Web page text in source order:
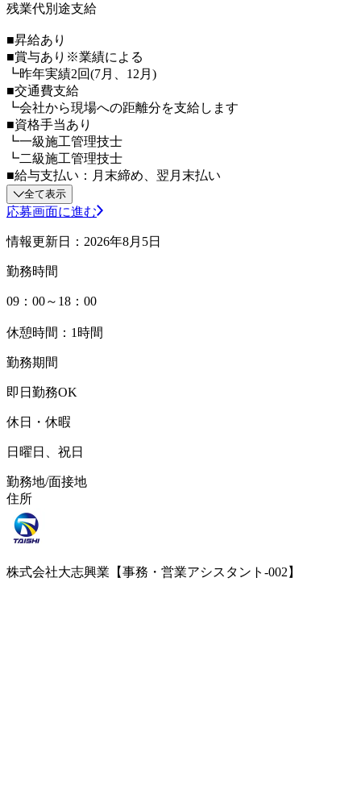
残業代別途支給
■昇給あり
■賞与あり※業績による
┗昨年実績2回(7月、12月)
■交通費支給
┗会社から現場への距離分を支給します
■資格手当あり
┗一級施工管理技士
┗二級施工管理技士
■給与支払い：月末締め、翌月末払い
全て表示
応募画面に進む
情報更新日：2026年8月5日
勤務時間
09：00～18：00
休憩時間：1時間
勤務期間
即日勤務OK
休日・休暇
日曜日、祝日
勤務地/面接地
住所
株式会社大志興業【事務・営業アシスタント-002】